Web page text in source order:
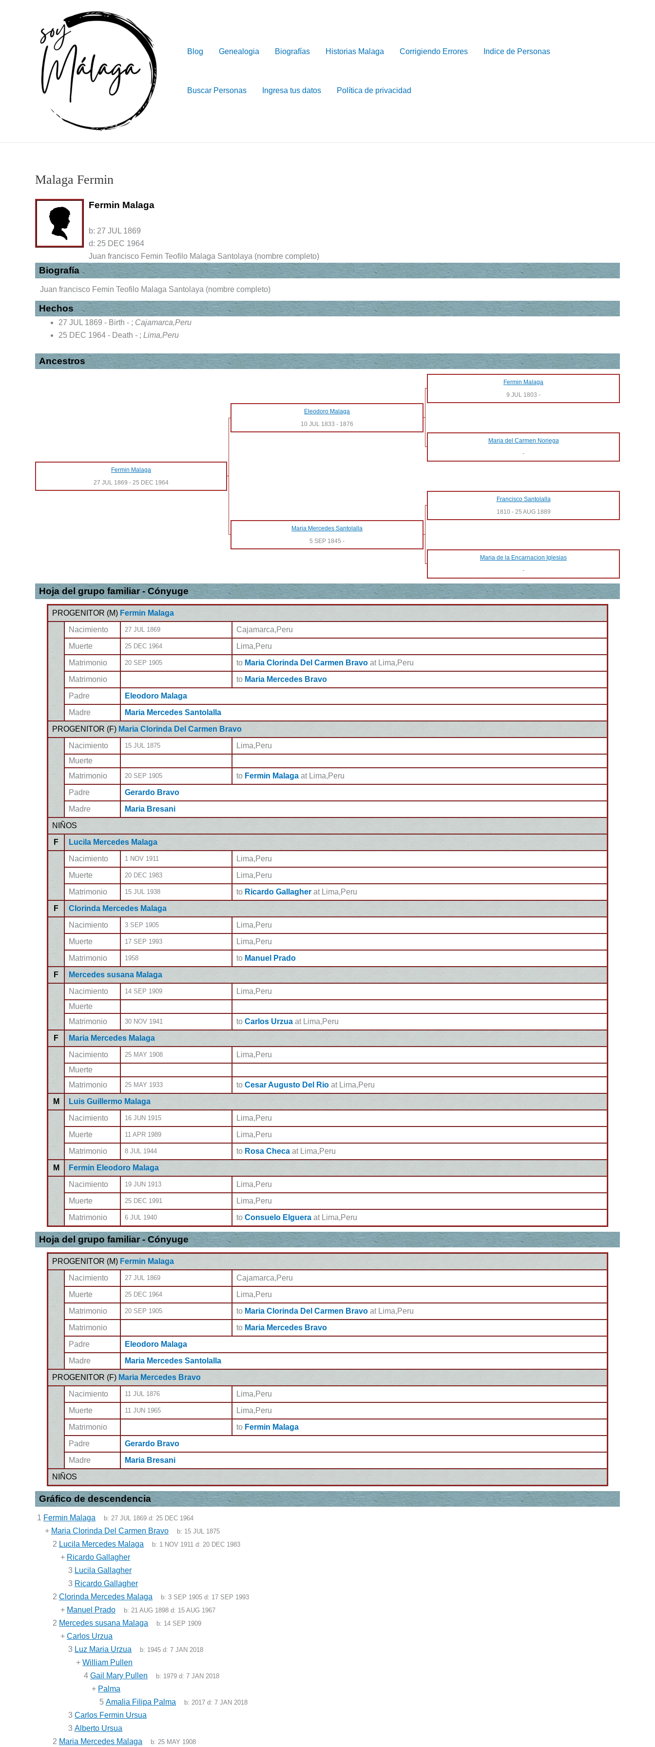
Blog Genealogia Biografías Historias Malaga Corrigiendo Errores Indice de Personas
Buscar Personas Ingresa tus datos Política de privacidad
Malaga Fermin
Fermin Malaga
b: 27 JUL 1869
d: 25 DEC 1964
Juan francisco Femin Teofilo Malaga Santolaya (nombre completo)
Biografía
Juan francisco Femin Teofilo Malaga Santolaya (nombre completo)
Hechos
27 JUL 1869 - Birth - ; Cajamarca,Peru
25 DEC 1964 - Death - ; Lima,Peru
Ancestros
Fermin Malaga
9 JUL 1803 -
Eleodoro Malaga
10 JUL 1833 - 1876
Maria del Carmen Noriega
-
Fermin Malaga
27 JUL 1869 - 25 DEC 1964
Francisco Santolalla
1810- 25 AUG 1889
Maria Mercedes Santolalla
5 SEP 1845 -
Maria de la Encarnacion Iglesias
-
Hoja del grupo familiar - Cónyuge
PROGENITOR (M) Fermin Malaga
Nacimiento
27 JUL 1869
Cajamarca,Peru
Muerte
25 DEC 1964
Lima,Peru
Matrimonio
20 SEP 1905 to Maria Clorinda Del Carmen Bravo at Lima,Peru
Matrimonio
to Maria Mercedes Bravo
Padre
Eleodoro Malaga
Madre
Maria Mercedes Santolalla
PROGENITOR (F) Maria Clorinda Del Carmen Bravo
Nacimiento
15 JUL 1875
Lima,Peru
Muerte
Matrimonio
20 SEP 1905 to Fermin Malaga at Lima,Peru
Padre
Gerardo Bravo
Madre
Maria Bresani
NIÑOS
F
Lucila Mercedes Malaga
Nacimiento
1 NOV 1911
Lima,Peru
Muerte
20 DEC 1983
Lima,Peru
Matrimonio
15 JUL 1938 to Ricardo Gallagher at Lima,Peru
F
Clorinda Mercedes Malaga
Nacimiento
3 SEP 1905
Lima,Peru
Muerte
17 SEP 1993
Lima,Peru
Matrimonio
1958 to Manuel Prado
F
Mercedes susana Malaga
Nacimiento
14 SEP 1909
Lima,Peru
Muerte
Matrimonio
30 NOV 1941 to Carlos Urzua at Lima,Peru
F
Maria Mercedes Malaga
Nacimiento
25 MAY 1908
Lima,Peru
Muerte
Matrimonio
25 MAY 1933 to Cesar Augusto Del Rio at Lima,Peru
M
Luis Guillermo Malaga
Nacimiento
16 JUN 1915
Lima,Peru
Muerte
11 APR 1989
Lima,Peru
Matrimonio
8 JUL 1944 to Rosa Checa at Lima,Peru
M
Fermin Eleodoro Malaga
Nacimiento
19 JUN 1913
Lima,Peru
Muerte
25 DEC 1991
Lima,Peru
Matrimonio
6 JUL 1940 to Consuelo Elguera at Lima,Peru
Hoja del grupo familiar - Cónyuge
PROGENITOR (M) Fermin Malaga
Nacimiento
27 JUL 1869
Cajamarca,Peru
Muerte
25 DEC 1964
Lima,Peru
Matrimonio
20 SEP 1905 to Maria Clorinda Del Carmen Bravo at Lima,Peru
Matrimonio
to Maria Mercedes Bravo
Padre
Eleodoro Malaga
Madre
Maria Mercedes Santolalla
PROGENITOR (F) Maria Mercedes Bravo
Nacimiento
11 JUL 1876
Lima,Peru
Muerte
11 JUN 1965
Lima,Peru
Matrimonio
to Fermin Malaga
Padre
Gerardo Bravo
Madre
Maria Bresani
NIÑOS
Gráfico de descendencia
1 Fermin Malaga b:27 JUL 1869 d:25 DEC 1964
+ Maria Clorinda Del Carmen Bravo b: 15 JUL 1875
2 Lucila Mercedes Malaga b: 1 NOV 1911 d:20 DEC 1983
+ Ricardo Gallagher
3 Lucila Gallagher
3 Ricardo Gallagher
2 Clorinda Mercedes Malaga b:3 SEP 1905 d: 17 SEP 1993
+ Manuel Prado b:21 AUG 1898 d: 15 AUG 1967
2 Mercedes susana Malaga b: 14 SEP 1909
+ Carlos Urzua
3 Luz Maria Urzua b: 1945 d:7 JAN 2018
+ William Pullen
4 Gail Mary Pullen b: 1979 d:7 JAN 2018
+ Palma
5 Amalia Filipa Palma b:2017 d:7 JAN 2018
3 Carlos Fermin Ursua
3 Alberto Ursua
2 Maria Mercedes Malaga b:25 MAY 1908